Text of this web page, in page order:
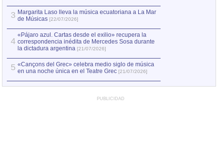
3 Margarita Laso lleva la música ecuatoriana a La Mar
de Músicas [22/07/2026]
4
«Pájaro azul. Cartas desde el exilio» recupera la
correspondencia inédita de Mercedes Sosa durante
la dictadura argentina [21/07/2026]
5 «Cançons del Grec» celebra medio siglo de música
en una noche única en el Teatre Grec [21/07/2026]
PUBLICIDAD